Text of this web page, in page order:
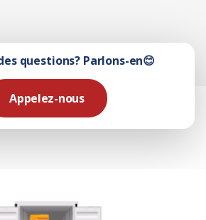
questions? Parlons-en😊
Appelez-nous